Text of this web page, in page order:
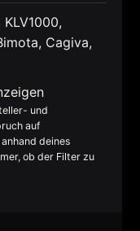
Cagiva,
und
auf
deines
ob der Filter zu